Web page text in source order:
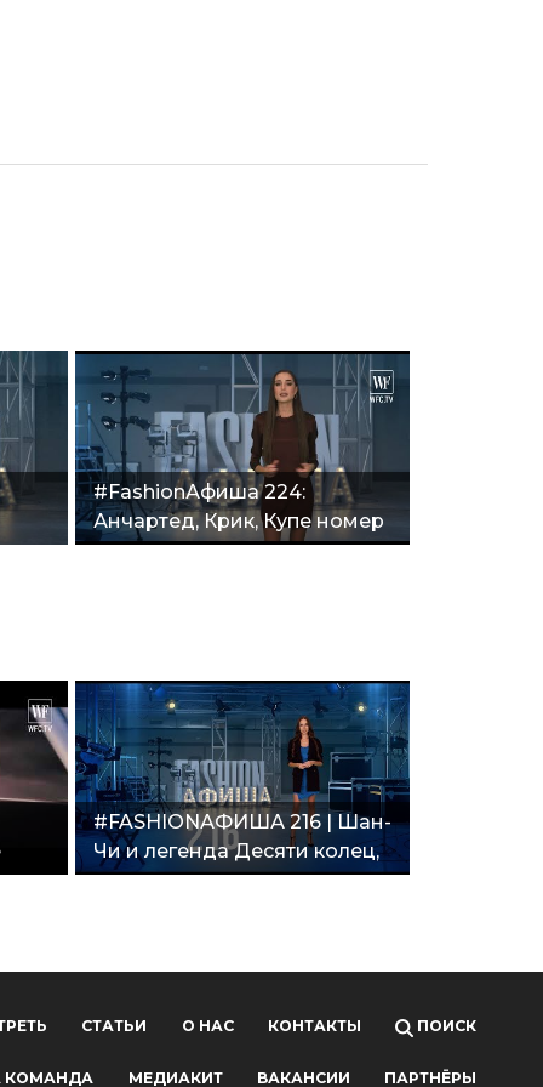
#FashionАфиша 224:
Анчартед, Крик, Купе номер
6, Кошмар на улице Вязов."
#FASHIONАФИША 216 | Шан-
Чи и легенда Десяти колец,
King’s Man, Вечные, Не
СТАТЬИ О НАС КОНТАКТЫ ПОИСК
КОМАНДА МЕДИАКИТ ВАКАНСИИ ПАРТНЁРЫ